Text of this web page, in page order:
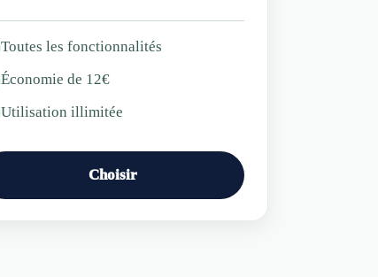
Toutes les fonctionnalités
Économie de 12€
Utilisation illimitée
Choisir